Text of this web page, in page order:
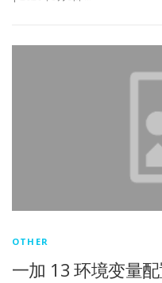
OTHER
一加 13 环境变量